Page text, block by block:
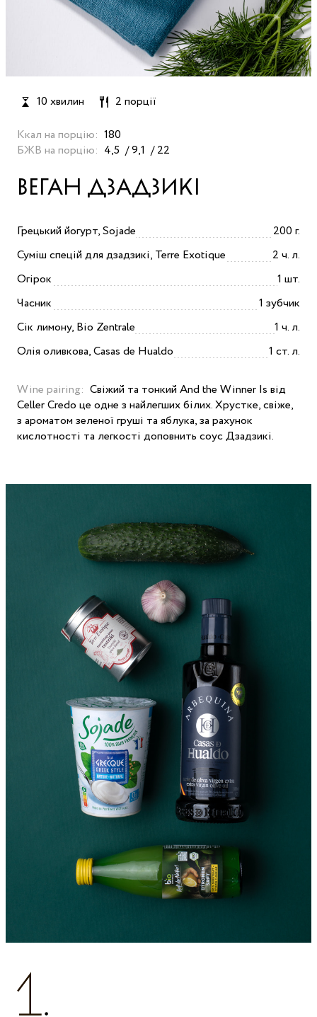
10 хвилин 2 порції
Ккал на порцію: 180
БЖВ на порцію: 4,5 9,1 22
ВЕГАН ДЗАДЗИКІ
Грецький йогурт, Sojade
200 г.
Суміш спецій для дзадзикі, Terre Exotique
2 ч. л.
Огірок
1 шт.
Часник
1 зубчик
Сік лимону, Bio Zentrale
1 ч. л.
Олія оливкова, Casas de Hualdo
1 ст. л.
Wine pairing: Свіжий та тонкий And the Winner Is від
Celler Credo це одне з найлегших білих. Хрустке, свіже,
з ароматом зеленої груші та яблука, за рахунок
кислотності та легкості доповнить соус Дзадзикі.